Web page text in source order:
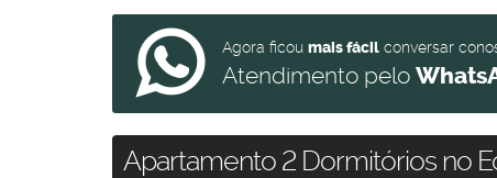
Agora ficou mais fácil conversar
Atendimento pelo
Apartamento 2 Dormitórios no